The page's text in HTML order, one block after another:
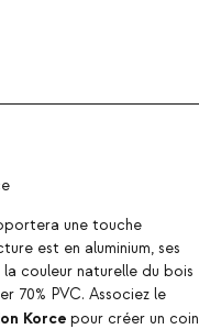
une touche
est en aluminium, ses
couleur naturelle du bois
70% PVC. Associez le
Korce pour créer un coin